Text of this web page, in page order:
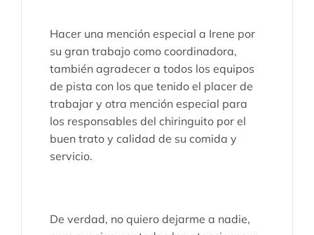
Hacer una mención especial a Irene por
su gran trabajo como coordinadora,
también agradecer a todos los equipos
de pista con los que tenido el placer de
trabajar y otra mención especial para
los responsables del chiringuito por el
buen trato y calidad de su comida y
servicio.
De verdad, no quiero dejarme a nadie,